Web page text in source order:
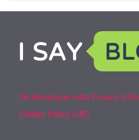
Dichiarazione sulla Privacy (UE)
Cookie Policy (UE)